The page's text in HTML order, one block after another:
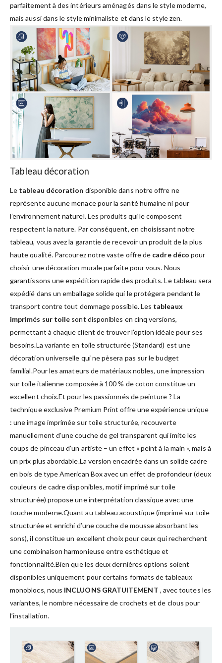
parfaitement à des intérieurs aménagés dans le style moderne,
mais aussi dans le style minimaliste et dans le style zen.
Tableau décoration
Le tableau décoration disponible dans notre offre ne
représente aucune menace pour la santé humaine ni pour
l’environnement naturel. Les produits qui le composent
respectent la nature. Par conséquent, en choisissant notre
tableau, vous avez la garantie de recevoir un produit de la plus
haute qualité. Parcourez notre vaste offre de cadre déco pour
choisir une décoration murale parfaite pour vous. Nous
garantissons une expédition rapide des produits. Le tableau sera
expédié dans un emballage solide qui le protégera pendant le
transport contre tout dommage possible. Les tableaux
imprimés sur toile sont disponibles en cinq versions,
permettant à chaque client de trouver l’option idéale pour ses
besoins.La variante en toile structurée (Standard) est une
décoration universelle qui ne pèsera pas sur le budget
familial.Pour les amateurs de matériaux nobles, une impression
sur toile italienne composée à 100 % de coton constitue un
excellent choix.Et pour les passionnés de peinture ? La
technique exclusive Premium Print offre une expérience unique
: une image imprimée sur toile structurée, recouverte
manuellement d’une couche de gel transparent qui imite les
coups de pinceau d’un artiste – un effet « peint à la main », mais à
un prix plus abordable.La version encadrée dans un solide cadre
en bois de type American Box avec un effet de profondeur (deux
couleurs de cadre disponibles, motif imprimé sur toile
structurée) propose une interprétation classique avec une
touche moderne.Quant au tableau acoustique (imprimé sur toile
structurée et enrichi d’une couche de mousse absorbant les
sons), il constitue un excellent choix pour ceux qui recherchent
une combinaison harmonieuse entre esthétique et
fonctionnalité.Bien que les deux dernières options soient
disponibles uniquement pour certains formats de tableaux
monoblocs, nous INCLUONS GRATUITEMENT , avec toutes les
variantes, le nombre nécessaire de crochets et de clous pour
l’installation.